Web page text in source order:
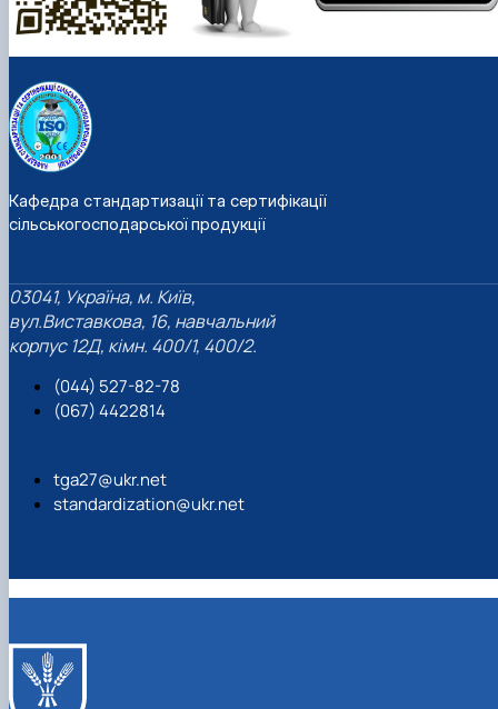
Кафедра стандартизації та сертифікації
сільськогосподарської продукції
03041, Україна, м. Київ,
вул.Виставкова, 16, навчальний
корпус 12Д, кімн. 400/1, 400/2.
(044) 527-82-78
(067) 4422814
tga27@ukr.net
standardization@ukr.net